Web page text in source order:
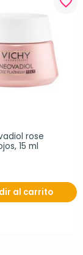
rose
15 ml
al carrito